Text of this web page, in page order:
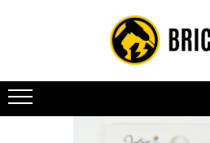
Toate Produsele
Vehicule electrice
Atv